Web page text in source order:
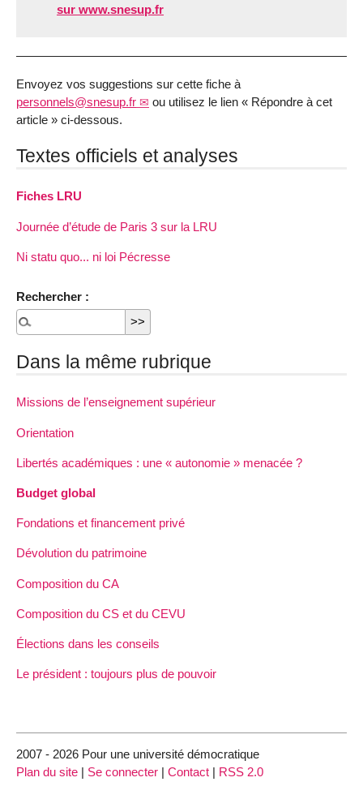
sur www.snesup.fr
Envoyez vos suggestions sur cette fiche à
personnels@snesup.fr
ou utilisez le lien « Répondre à cet
article » ci-dessous.
Textes officiels et analyses
Fiches LRU
Journée d’étude de Paris 3 sur la LRU
Ni statu quo... ni loi Pécresse
Rechercher :
Dans la même rubrique
Missions de l’enseignement supérieur
Orientation
Libertés académiques : une « autonomie » menacée ?
Budget global
Fondations et financement privé
Dévolution du patrimoine
Composition du CA
Composition du CS et du CEVU
Élections dans les conseils
Le président : toujours plus de pouvoir
2007 - 2026 Pour une université démocratique
Plan du site | Se connecter | Contact | RSS 2.0